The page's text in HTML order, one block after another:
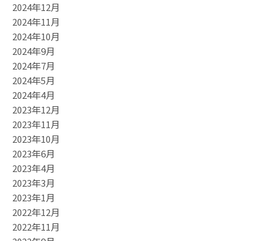
2024年12月
2024年11月
2024年10月
2024年9月
2024年7月
2024年5月
2024年4月
2023年12月
2023年11月
2023年10月
2023年6月
2023年4月
2023年3月
2023年1月
2022年12月
2022年11月